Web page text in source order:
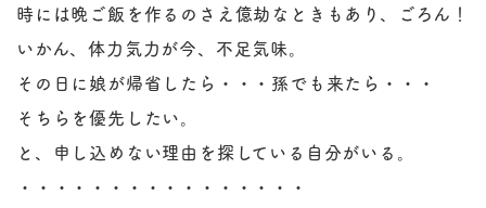
時には晩ご飯を作るのさえ億劫なときもあり、ごろん！
いかん、体力気力が今、不足気味。
その日に娘が帰省したら・・・孫でも来たら・・・
そちらを優先したい。
と、申し込めない理由を探している自分がいる。
・・・・・・・・・・・・・・・・